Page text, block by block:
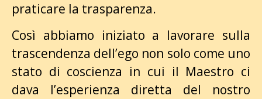
praticare la trasparenza.
Così abbiamo iniziato a lavorare sulla
trascendenza dell’ego non solo come uno
stato di coscienza in cui il Maestro ci
dava l’esperienza diretta del nostro